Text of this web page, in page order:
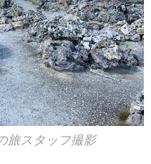
旅スタッフ撮影